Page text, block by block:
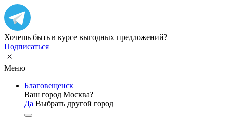
Хочешь быть в курсе выгодных предложений?
Подписаться
Меню
Благовещенск
Ваш город Москва?
Да Выбрать другой город